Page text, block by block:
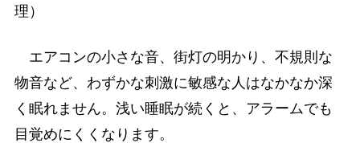
理）
エアコンの小さな音、街灯の明かり、不規則な
物音など、わずかな刺激に敏感な人はなかなか深
く眠れません。浅い睡眠が続くと、アラームでも
目覚めにくくなります。